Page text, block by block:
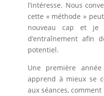
l’intéresse. Nous
cette « méthode »
nouveau cap et je
d’entraînement afin
potentiel.
Une première
apprend à mieux se
aux séances,